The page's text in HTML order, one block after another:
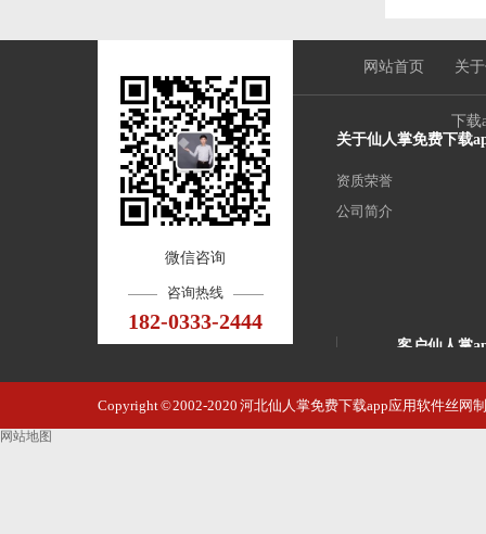
微信咨询
咨询热线
182-0333-2444
网站首页 关
下载
关于仙人掌免费下载
资质荣誉
公司简介
客户仙人掌
展览厅
高铁站
Copyright © 2002-2020 河北仙人掌免费下载app应用软件丝
网站地图